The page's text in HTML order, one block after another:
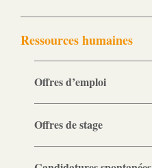
Ressources humaines
Offres d’emploi
Offres de stage